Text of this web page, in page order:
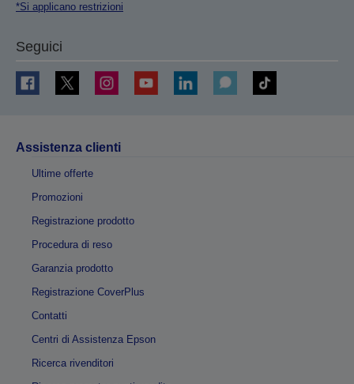
*Si applicano restrizioni
Seguici
Assistenza clienti
Ultime offerte
Promozioni
Registrazione prodotto
Procedura di reso
Garanzia prodotto
Registrazione CoverPlus
Contatti
Centri di Assistenza Epson
Ricerca rivenditori